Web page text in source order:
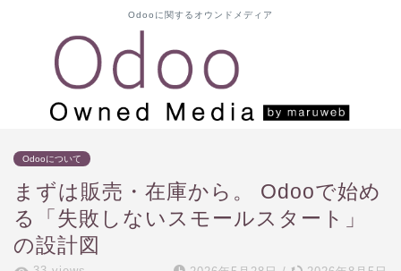
Odooに関するオウンドメディア
Odooについて
まずは販売・在庫から。 Odooで始め
る「失敗しないスモールスタート」
の設計図